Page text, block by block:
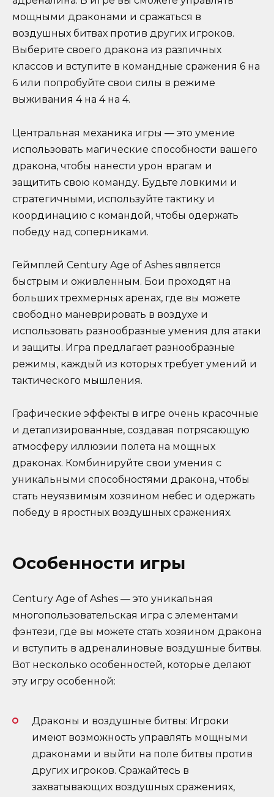
мощными драконами и сражаться в
воздушных битвах против других игроков.
Выберите своего дракона из различных
классов и вступите в командные сражения 6 на
6 или попробуйте свои силы в режиме
выживания 4 на 4 на 4.
Центральная механика игры — это умение
использовать магические способности вашего
дракона, чтобы нанести урон врагам и
защитить свою команду. Будьте ловкими и
стратегичными, используйте тактику и
координацию с командой, чтобы одержать
победу над соперниками.
Геймплей Century Age of Ashes является
быстрым и оживленным. Бои проходят на
больших трехмерных аренах, где вы можете
свободно маневрировать в воздухе и
использовать разнообразные умения для атаки
и защиты. Игра предлагает разнообразные
режимы, каждый из которых требует умений и
тактического мышления.
Графические эффекты в игре очень красочные
и детализированные, создавая потрясающую
атмосферу иллюзии полета на мощных
драконах. Комбинируйте свои умения с
уникальными способностями дракона, чтобы
стать неуязвимым хозяином небес и одержать
победу в яростных воздушных сражениях.
Особенности игры
Century Age of Ashes — это уникальная
многопользовательская игра с элементами
фэнтези, где вы можете стать хозяином дракона
и вступить в адреналиновые воздушные битвы.
Вот несколько особенностей, которые делают
эту игру особенной:
Драконы и воздушные битвы: Игроки
имеют возможность управлять мощными
драконами и выйти на поле битвы против
других игроков. Сражайтесь в
захватывающих воздушных сражениях,